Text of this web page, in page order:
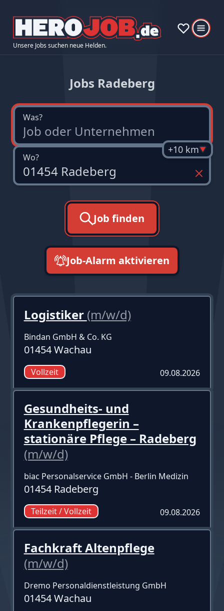
Unsere Jobs suchen neue Helden.
Jobs Radeberg
Was?
Wo?
+10 km
Job finden
Job-Alarm aktivieren
Logistiker (m/w/d)
Bindan GmbH & Co. KG
01454 Wachau
Vollzeit 09.08.2026
Gesundheits- und
Krankenpflegerin –
stationäre Pflege – Radeberg
(m/w/d)
biac Personalservice GmbH - Berlin Medizin
01454 Radeberg
Teilzeit / Vollzeit 09.08.2026
Fachkraft Altenpflege
(m/w/d)
Dremo Personaldienstleistung GmbH
01454 Wachau